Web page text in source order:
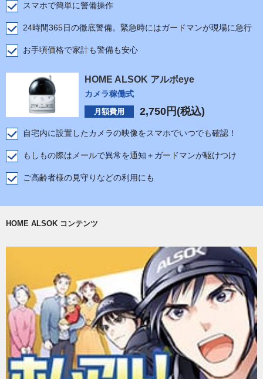
スマホで簡単に警備操作
24時間365日の徹底警備。緊急時にはガードマンが現場に急行
お手頃価格で家計も警備も安心
HOME ALSOK アルボeye
カメラ稼働式
月額費用 2,750 円(税込)
自宅内に設置したカメラの映像をスマホでいつでも確認！
もしもの際はメールで異常を通知＋ガードマンが駆けつけ
ご高齢者様の見守りなどの利用にも
HOME ALSOK コンテンツ